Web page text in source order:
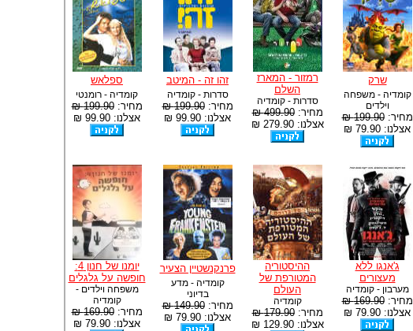
שרק
קומדיה - משפחה
וילדים
מחיר:199.90 ₪
אצלנו: 79.90 ₪
רמזור - המארז
השלם
סדרות - קומדיה
מחיר:499.90 ₪
אצלנו: 279.90 ₪
זהו זה - המיטב
סדרות - קומדיה
מחיר:199.90 ₪
אצלנו: 99.90 ₪
ספלאש
קומדיה - רומנטי
מחיר:199.90 ₪
אצלנו: 99.90 ₪
ג'אנגו ללא
מעצורים
מערבון - קומדיה
מחיר:169.90 ₪
אצלנו: 79.90 ₪
ההיסטוריה
המטורפת של
העולם
קומדיה
מחיר:179.90 ₪
אצלנו: 129.90 ₪
פרנקנשטיין הצעיר
קומדיה - מדע
בדיוני
מחיר:149.90 ₪
אצלנו: 79.90 ₪
יומנו של חנון 4:
חופשה על גלגלים
משפחה וילדים -
קומדיה
מחיר:169.90 ₪
אצלנו: 79.90 ₪